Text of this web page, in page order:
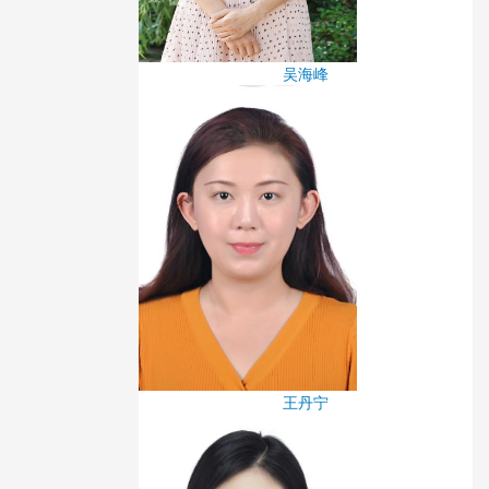
吴海峰
王丹宁